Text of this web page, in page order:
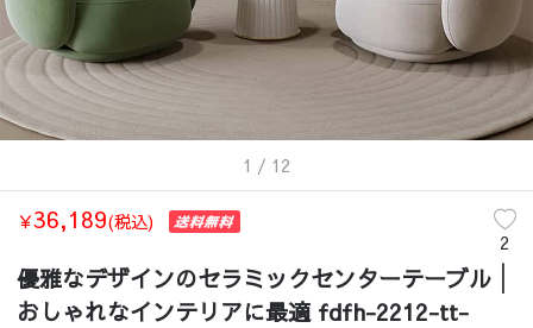
1 / 12
￥36,189(税込)
2
優雅なデザインのセラミックセンターテーブル│
おしゃれなインテリアに最適 fdfh-2212-tt-